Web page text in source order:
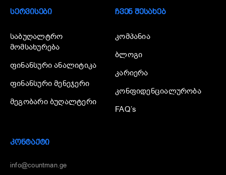
ᲡᲔᲠᲕᲘᲡᲔᲑᲘ
საბუღალტრო
მომსახურება
ფინანსური ანალიტიკა
ფინანსური მენეჯერი
მეგობარი ბუღალტერი
ᲩᲕᲔᲜ ᲨᲔᲡᲐᲮᲔᲑ
კომპანია
ბლოგი
კარიერა
კონფიდენციალურობა
FAQ’s
ᲙᲝᲜᲢᲐᲥᲢᲘ
info@countman.ge